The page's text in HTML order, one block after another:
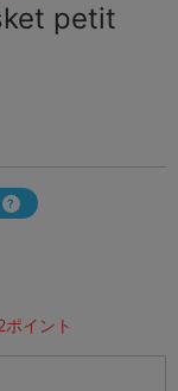
petit
ポイント